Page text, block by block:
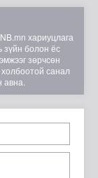
хариуцлага
зүйн болон ёс
зөрчсөн
холбоотой санал
авна.